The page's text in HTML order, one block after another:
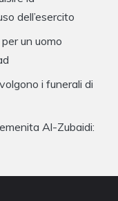
dell’esercito
un uomo
i funerali di
Al-Zubaidi: